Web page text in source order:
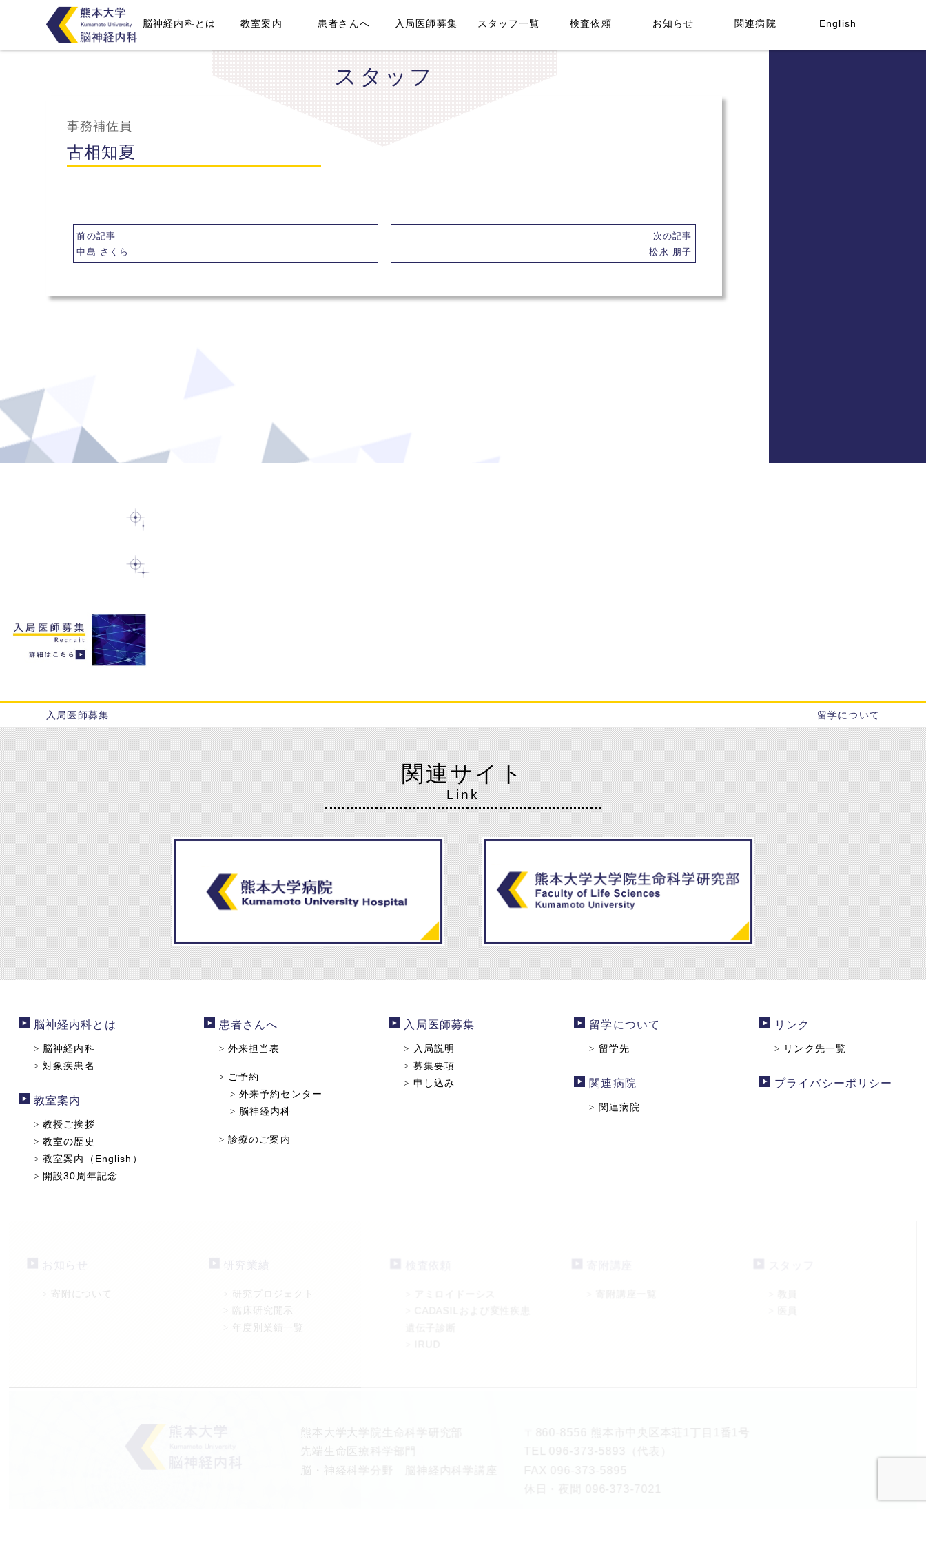
脳神経内科とは 教室案内 患者さんへ 入局医師募集 スタッフ一覧 検査依頼 お知らせ 関連病院 English
スタッフ
事務補佐員
古相知夏
前の記事
中島 さくら
次の記事
松永 朋子
入局医師募集 留学について
関連サイト
Link
脳神経内科とは
> 脳神経内科
> 対象疾患名
教室案内
> 教授ご挨拶
> 教室の歴史
> 教室案内（English）
> 開設30周年記念
患者さんへ
> 外来担当表
> ご予約
> 外来予約センター
> 脳神経内科
> 診療のご案内
入局医師募集
> 入局説明
> 募集要項
> 申し込み
留学について
> 留学先
関連病院
> 関連病院
リンク
> リンク先一覧
プライバシーポリシー
寄附について 研究プロジェクト
臨床研究開示
年度別業績一覧
熊本大学大学院生命科学研究部
先端生命医療科学部門
脳・神経科学分野 脳神経内科学講座
〒860-8556 熊本市中央区本荘1丁目1番1号
TEL 096-373-5893（代表）
FAX 096-373-5895
休日・夜間 096-373-7021